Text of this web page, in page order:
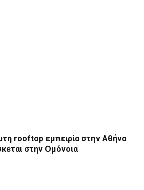
rooftop εμπειρία στην Αθήνα
στην Ομόνοια